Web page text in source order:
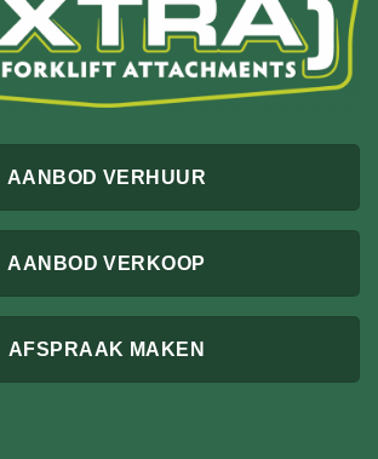
AANBOD VERHUUR
AANBOD VERKOOP
AFSPRAAK MAKEN